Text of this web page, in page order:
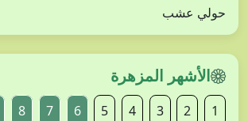
حولي عشب
الأشهر المزهرة
1
2
3
4
5
6
7
8